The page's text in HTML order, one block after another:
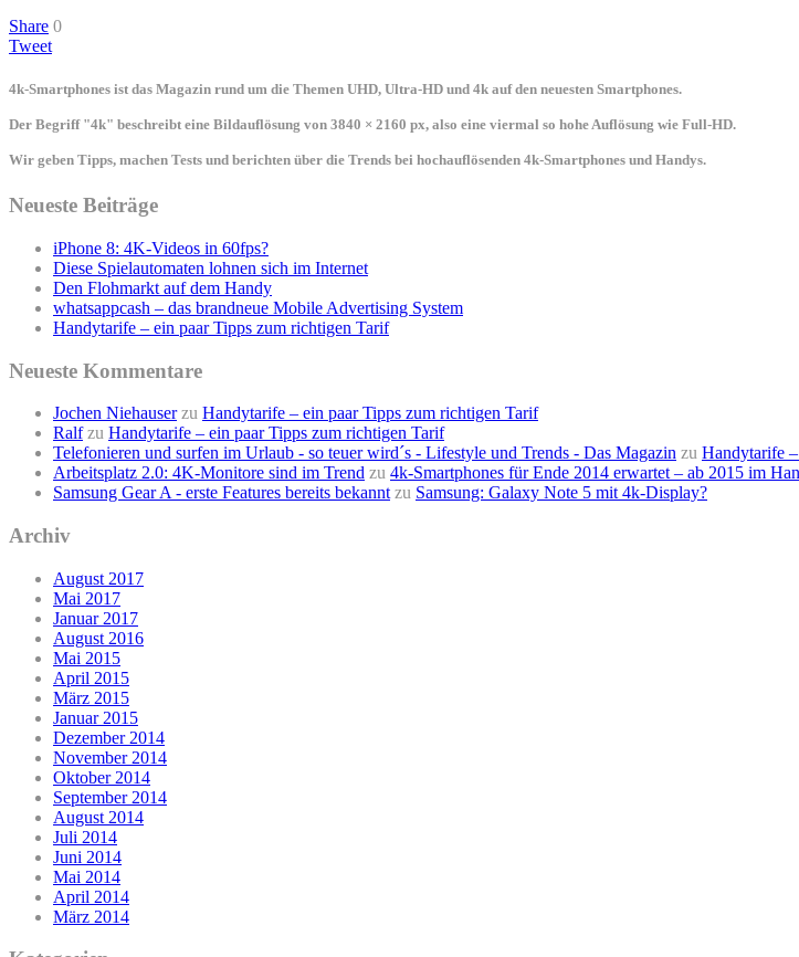
Share 0
Tweet
4k-Smartphones ist das Magazin rund um die Themen UHD, Ultra-HD und 4k auf den neuesten Smartphones.
Der Begriff "4k" beschreibt eine Bildauflösung von 3840 × 2160 px, also eine viermal so hohe Auflösung wie Full-HD.
Wir geben Tipps, machen Tests und berichten über die Trends bei hochauflösenden 4k-Smartphones und Handys.
Neueste Beiträge
iPhone 8: 4K-Videos in 60fps?
Diese Spielautomaten lohnen sich im Internet
Den Flohmarkt auf dem Handy
whatsappcash – das brandneue Mobile Advertising System
Handytarife – ein paar Tipps zum richtigen Tarif
Neueste Kommentare
Jochen Niehauserzu Handytarife – ein paar Tipps zum richtigen Tarif
Ralfzu Handytarife – ein paar Tipps zum richtigen Tarif
Telefonieren und surfen im Urlaub - so teuer wird´s - Lifestyle und Trends - Das Magazin zu Handytarife
Arbeitsplatz 2.0: 4K-Monitore sind im Trend zu 4k-Smartphones für Ende 2014 erwartet – ab 2015 im
Samsung Gear A - erste Features bereits bekannt zu Samsung: Galaxy Note 5 mit 4k-Display?
Archiv
August 2017
Mai 2017
Januar 2017
August 2016
Mai 2015
April 2015
März 2015
Januar 2015
Dezember 2014
November 2014
Oktober 2014
September 2014
August 2014
Juli 2014
Juni 2014
Mai 2014
April 2014
März 2014